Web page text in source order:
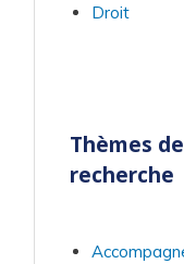
Droit
Thèmes de
recherche